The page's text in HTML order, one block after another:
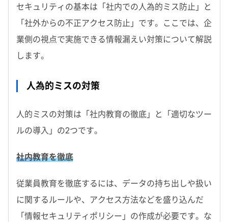
セキュリティの基本は「社内での人為的ミス防止」と
「社外からの不正アクセス防止」です。ここでは、企
業側の視点で実施できる情報漏えい対策について解説
します。
人為的ミスの対策
人的ミスの対策は「社内教育の徹底」と「適切なツー
ルの導入」の2つです。
社内教育を徹底
従業員教育を徹底するには、データの持ち出しや扱い
に関するルールや、アクセス方法などを盛り込んだ
「情報セキュリティポリシー」の作成が必要です。な